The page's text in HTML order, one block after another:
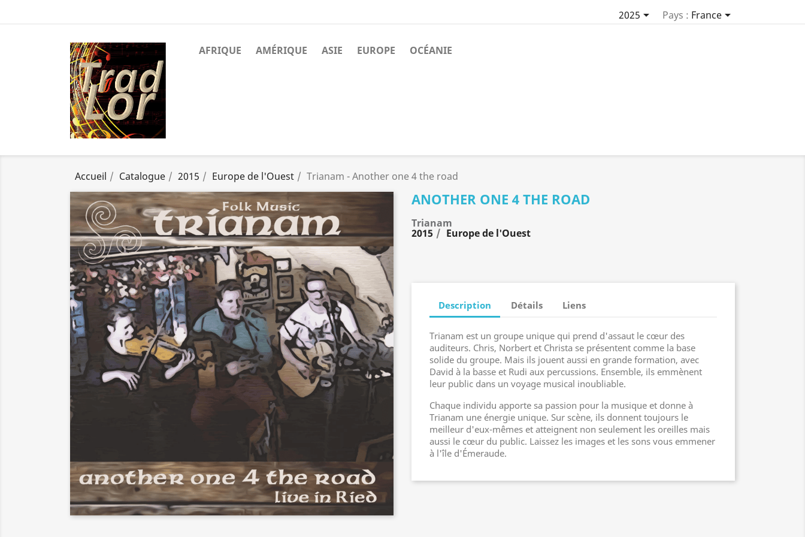
2025 Pays : France
AFRIQUE AMÉRIQUE ASIE EUROPE OCÉANIE
Accueil Catalogue 2015 Europe de l'Ouest Trianam - Another one 4 the road
ANOTHER ONE 4 THE ROAD
Trianam
2015 Europe de l'Ouest
Description Détails Liens
Trianam est un groupe unique qui prend d'assaut le cœur des
auditeurs. Chris, Norbert et Christa se présentent comme la base
solide du groupe. Mais ils jouent aussi en grande formation, avec
David à la basse et Rudi aux percussions. Ensemble, ils emmènent
leur public dans un voyage musical inoubliable.
Chaque individu apporte sa passion pour la musique et donne à
Trianam une énergie unique. Sur scène, ils donnent toujours le
meilleur d'eux-mêmes et atteignent non seulement les oreilles mais
aussi le cœur du public. Laissez les images et les sons vous emmener
à l'île d'Émeraude.